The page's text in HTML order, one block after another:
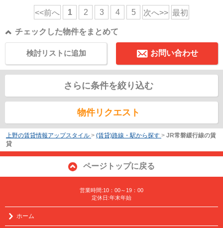
<<前へ 1 2 3 4 5 次へ>> 最初
チェックした物件をまとめて
お問い合わせ
検討リストに追加
さらに条件を絞り込む
物件リクエスト
上野の賃貸情報アップスタイル > (賃貸)路線・駅から探す > JR常磐緩行線の賃
貸
ページトップに戻る
営業時間:10：00～19：00
定休日:年末年始
ホーム